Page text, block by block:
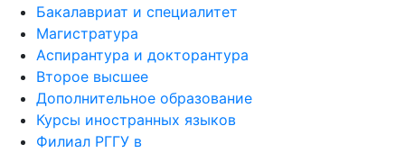
Бакалавриат и специалитет
Магистратура
Аспирантура и докторантура
Второе высшее
Дополнительное образование
Курсы иностранных языков
Филиал РГГУ в